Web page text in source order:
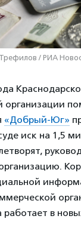
/ РИА
организации
«Добрый-Юг»
иск на 1,5
работает в